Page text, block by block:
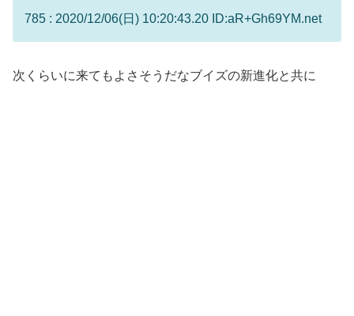
785 : 2020/12/06(日) 10:20:43.20 ID:aR+Gh69YM.net
次くらいに来てもよさそうだなブイズの新進化と共に